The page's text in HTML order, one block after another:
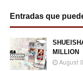
Entradas que
MILLION
August